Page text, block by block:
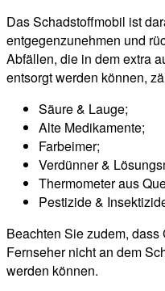
Das Schadstoffmobil ist
entgegenzunehmen und
Abfällen, die in dem extra
entsorgt werden können,
Säure & Lauge;
Alte Medikamente;
Farbeimer;
Verdünner &
Thermometer aus
Pestizide &
Beachten Sie zudem,
Fernseher nicht an dem
werden können.